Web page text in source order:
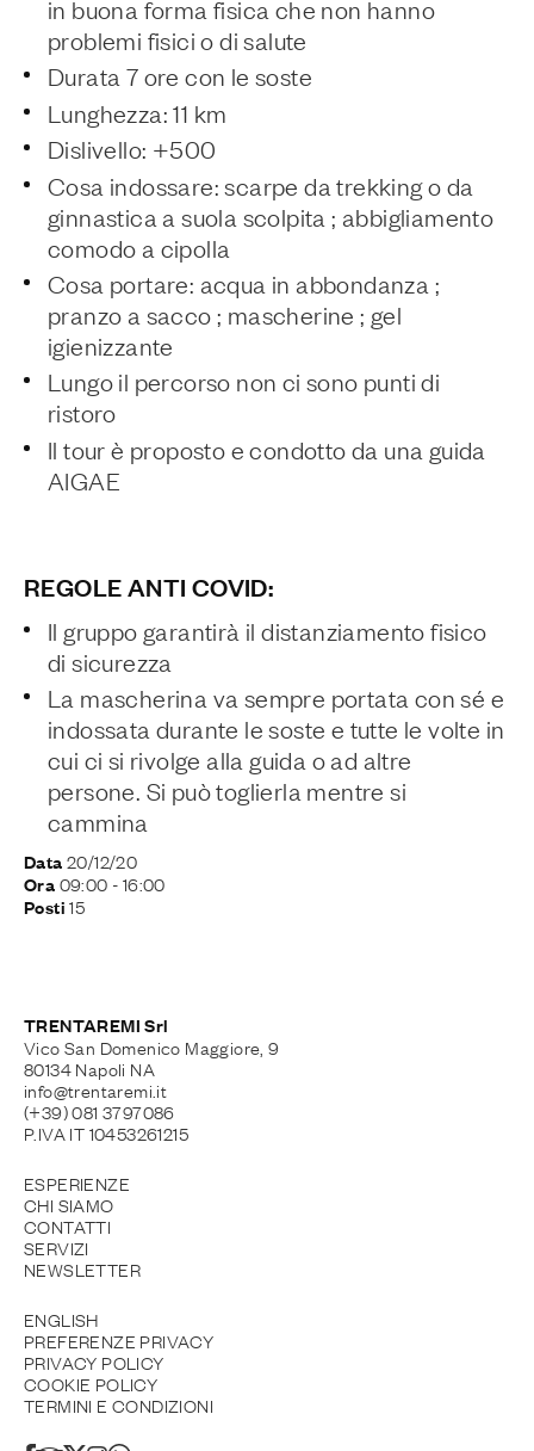
in buona forma fisica che non hanno
problemi fisici o di salute
Durata 7 ore con le soste
Lunghezza: 11 km
Dislivello: +500
Cosa indossare: scarpe da trekking o da
ginnastica a suola scolpita ; abbigliamento
comodo a cipolla
Cosa portare: acqua in abbondanza ;
pranzo a sacco ; mascherine ; gel
igienizzante
Lungo il percorso non ci sono punti di
ristoro
Il tour è proposto e condotto da una guida
AIGAE
REGOLE ANTI COVID:
Il gruppo garantirà il distanziamento fisico
di sicurezza
La mascherina va sempre portata con sé e
indossata durante le soste e tutte le volte in
cui ci si rivolge alla guida o ad altre
persone. Si può toglierla mentre si
cammina
Data20/12/20
Ora09:00 - 16:00
Posti15
TRENTAREMI Srl
Vico San Domenico Maggiore, 9
80134 Napoli NA
info@trentaremi.it
(+39) 081 3797086
P.IVA IT 10453261215
ESPERIENZE
CHI SIAMO
CONTATTI
SERVIZI
NEWSLETTER
ENGLISH
PREFERENZE PRIVACY
PRIVACY POLICY
COOKIE POLICY
TERMINI E CONDIZIONI